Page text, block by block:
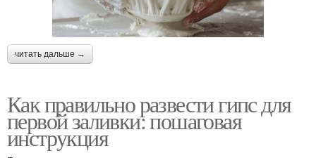
читать дальше →
Как правильно развести гипс для
первой заливки: пошаговая
инструкция